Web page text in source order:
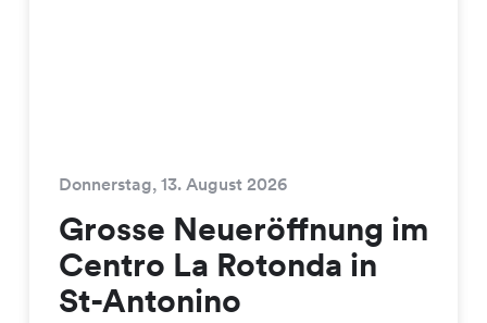
Donnerstag, 13. August 2026
Grosse Neueröffnung im
Centro La Rotonda in
St-Antonino